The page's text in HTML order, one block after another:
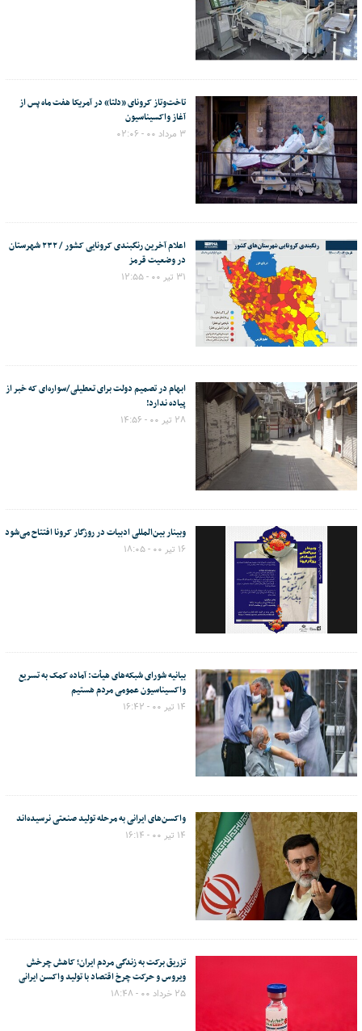
تاخت‌وتاز کرونای «دلتا» در آمریکا هفت ماه پس از
آغاز واکسیناسیون
۳ مرداد ۰۰ - ۰۲:۰۶
اعلام آخرین رنگبندی کرونایی کشور / ۲۳۲ شهرستان
در وضعیت قرمز
۳۱ تیر ۰۰ - ۱۲:۵۵
ابهام در تصمیم دولت برای تعطیلی/سواره‌ای که خبر از
پیاده ندارد!
۲۸ تیر ۰۰ - ۱۴:۵۶
وبینار بین‌المللی ادبیات در روزگار کرونا افتتاح می‌شود
۱۶ تیر ۰۰ - ۱۸:۰۵
بیانیه شورای شبکه‌های هیأت: آماده کمک به تسریع
واکسیناسیون عمومی مردم هستیم
۱۴ تیر ۰۰ - ۱۶:۴۲
واکسن‌های ایرانی به مرحله تولید صنعتی نرسیده‌اند
۱۴ تیر ۰۰ - ۱۶:۱۴
تزریق برکت به زندگی مردم ایران؛ کاهش چرخش
ویروس و حرکت چرخ اقتصاد با تولید واکسن ایرانی
۲۵ خرداد ۰۰ - ۱۸:۴۸